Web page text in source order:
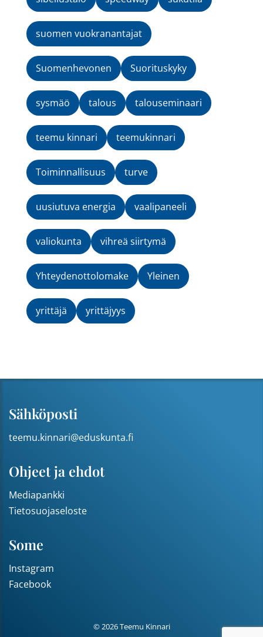
suomen vuokranantajat
Suomenhevonen Suorituskyky
sysmäö talous talouseminaari
teemu kinnari teemukinnari
Toiminnallisuus turve
uusiutuva energia vaalipaneeli
valiokunta vihreä siirtymä
Yhteydenottolomake Yleinen
yrittäjä yrittäjyys
Sähköposti
teemu.kinnari@eduskunta.fi
Ohjeet ja ehdot
Mediapankki
Tietosuojaseloste
Some
Instagram
Facebook
© 2026 Teemu Kinnari